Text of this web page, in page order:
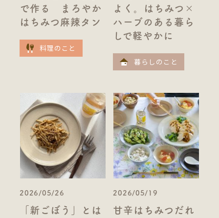
で作る まろやか
はちみつ麻辣タン
料理のこと
よく。はちみつ×
ハーブのある暮ら
しで軽やかに
暮らしのこと
2026/05/26
「新ごぼう」とは
2026/05/19
甘辛はちみつだれ